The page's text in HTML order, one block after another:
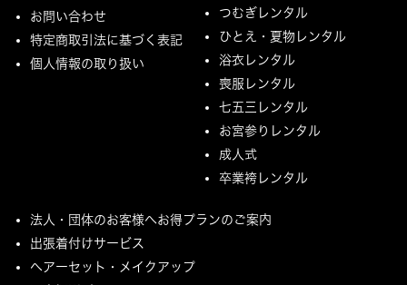
お問い合わせ
特定商取引法に基づく表記
個人情報の取り扱い
つむぎレンタル
ひとえ・夏物レンタル
浴衣レンタル
喪服レンタル
七五三レンタル
お宮参りレンタル
成人式
卒業袴レンタル
法人・団体のお客様へお得プランのご案内
出張着付けサービス
ヘアーセット・メイクアップ